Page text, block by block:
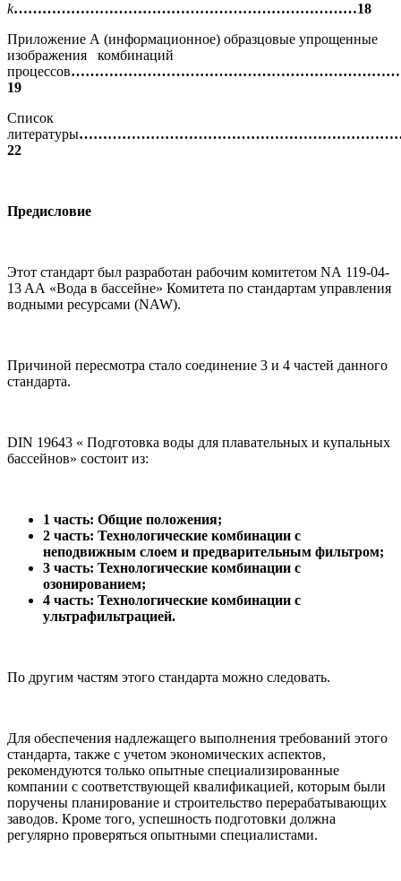
k………………………………………………………………18
Приложение А (информационное) образцовые упрощенные
изображения комбинаций
процессов
19
Список
литературы
22
Предисловие
Этот стандарт был разработан рабочим комитетом NA 119-04-
13 AA «Вода в бассейне» Комитета по стандартам управления
водными ресурсами (NAW).
Причиной пересмотра стало соединение 3 и 4 частей данного
стандарта.
DIN 19643 « Подготовка воды для плавательных и купальных
бассейнов» состоит из:
1 часть: Общие положения;
2 часть: Технологические комбинации с
неподвижным слоем и предварительным фильтром;
3 часть: Технологические комбинации с
озонированием;
4 часть: Технологические комбинации с
ультрафильтрацией.
По другим частям этого стандарта можно следовать.
Для обеспечения надлежащего выполнения требований этого
стандарта, также с учетом экономических аспектов,
рекомендуются только опытные специализированные
компании с соответствующей квалификацией, которым были
поручены планирование и строительство перерабатывающих
заводов. Кроме того, успешность подготовки должна
регулярно проверяться опытными специалистами.